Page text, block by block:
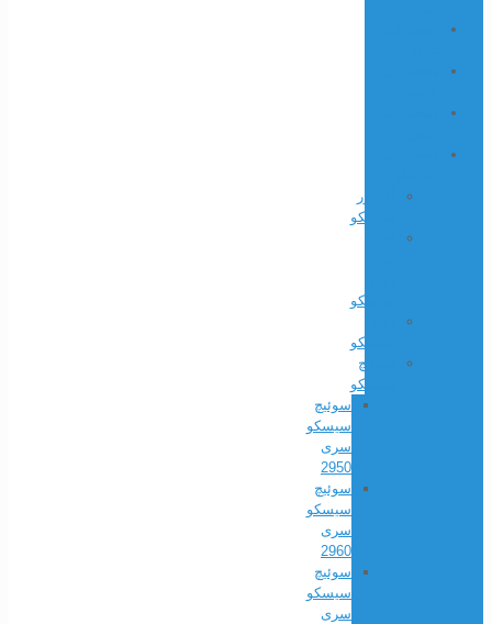
آداپتور
سیسکو
سیسکو
سیسکو
سوئیچ
سیسکو
سوئیچ
سیسکو
سری
2950
سوئیچ
سیسکو
سری
2960
سوئیچ
سیسکو
سری